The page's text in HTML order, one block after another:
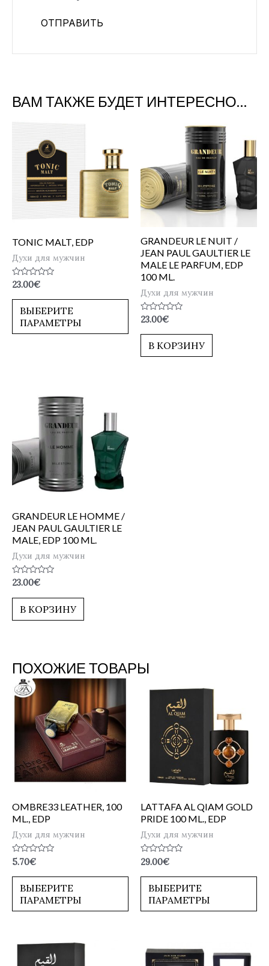
ВАМ ТАКЖЕ БУДЕТ ИНТЕРЕСНО…
TONIC MALT, EDP
Духи для мужчин
Оценка
из
23.00€
ВЫБЕРИТЕ
ПАРАМЕТРЫ
GRANDEUR LE NUIT /
JEAN PAUL GAULTIER LE
MALE LE PARFUM, EDP
100 ML.
Духи для мужчин
Оценка
из
23.00€
В КОРЗИНУ
GRANDEUR LE HOMME /
JEAN PAUL GAULTIER LE
MALE, EDP 100 ML.
Духи для мужчин
Оценка
из
23.00€
В КОРЗИНУ
ПОХОЖИЕ ТОВАРЫ
OMBRE33 LEATHER, 100
ML., EDP
Духи для мужчин
Оценка
0
из
5.70€
ВЫБЕРИТЕ
ПАРАМЕТРЫ
LATTAFA AL QIAM GOLD
PRIDE 100 ML., EDP
Духи для мужчин
Оценка
0
из
29.00€
ВЫБЕРИТЕ
ПАРАМЕТРЫ